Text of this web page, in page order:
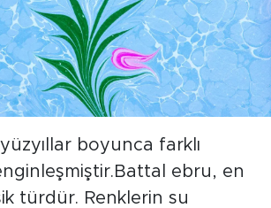
boyunca farklı
ebru, en
türdür. Renklerin su